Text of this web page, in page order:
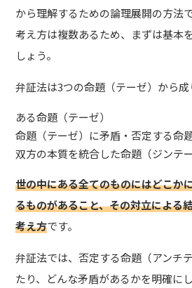
から理解するための論理展開の方法
考え方は複数あるため、まずは基本
しょう。
弁証法は3つの命題（テーゼ）から成
ある命題（テーゼ）
命題（テーゼ）に矛盾・否定する命
双方の本質を統合した命題（ジンテー
世の中にある全てのものにはどこか
るものがあること、その対立による
考え方です。
弁証法では、否定する命題（アンチ
たり、どんな矛盾があるかを明確に